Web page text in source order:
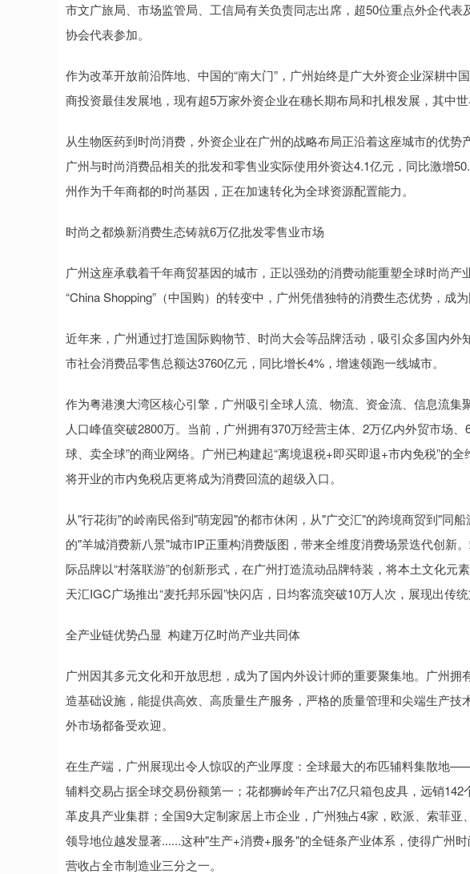
市文广旅局、市场监管局、工信局有关负责同志出席，超50位重点外企代
协会代表参加。
作为改革开放前沿阵地、中国的“南大门”，广州始终是广大外资企业深耕中
商投资最佳发展地，现有超5万家外资企业在穗长期布局和扎根发展，其中世
从生物医药到时尚消费，外资企业在广州的战略布局正沿着这座城市的优势
广州与时尚消费品相关的批发和零售业实际使用外资达4.1亿元，同比激增
州作为千年商都的时尚基因，正在加速转化为全球资源配置能力。
时尚之都焕新消费生态铸就6万亿批发零售业市场
广州这座承载着千年商贸基因的城市，正以强劲的消费动能重塑全球时尚产
“China Shopping”（中国购）的转变中，广州凭借独特的消费生态优势，成
近年来，广州通过打造国际购物节、时尚大会等品牌活动，吸引众多国内外
市社会消费品零售总额达3760亿元，同比增长4%，增速领跑一线城市。
作为粤港澳大湾区核心引擎，广州吸引全球人流、物流、资金流、信息流集
人口峰值突破2800万。当前，广州拥有370万经营主体、2万亿内外贸市场
球、卖全球”的商业网络。广州已构建起“离境退税+即买即退+市内免税”的
将开业的市内免税店更将成为消费回流的超级入口。
从"行花街"的岭南民俗到"萌宠园"的都市休闲，从"广交汇"的跨境商贸到"同
的"羊城消费新八景"城市IP正重构消费版图，带来全维度消费场景迭代创新
际品牌以“村落联游”的创新形式，在广州打造流动品牌特装，将本土文化元
天汇IGC广场推出“麦托邦乐园”快闪店，日均客流突破10万人次，展现出传
全产业链优势凸显 构建万亿时尚产业共同体
广州因其多元文化和开放思想，成为了国内外设计师的重要聚集地。广州拥
造基础设施，能提供高效、高质量生产服务，严格的质量管理和尖端生产技
外市场都备受欢迎。
在生产端，广州展现出令人惊叹的产业厚度：全球最大的布匹辅料集散地
辅料交易占据全球交易份额第一；花都狮岭年产出7亿只箱包皮具，远销
革皮具产业集群；全国9大定制家居上市企业，广州独占4家，欧派、索菲亚
领导地位越发显著......这种"生产+消费+服务"的全链条产业体系，使得广州
营收占全市制造业三分之一。